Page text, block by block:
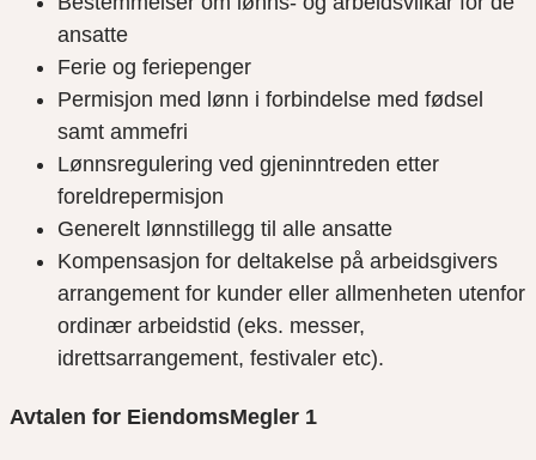
ansatte
Ferie og feriepenger
Permisjon med lønn i forbindelse med fødsel
samt ammefri
Lønnsregulering ved gjeninntreden etter
foreldrepermisjon
Generelt lønnstillegg til alle ansatte
Kompensasjon for deltakelse på arbeidsgivers
arrangement for kunder eller allmenheten utenfor
ordinær arbeidstid (eks. messer,
idrettsarrangement, festivaler etc).
Avtalen for EiendomsMegler 1